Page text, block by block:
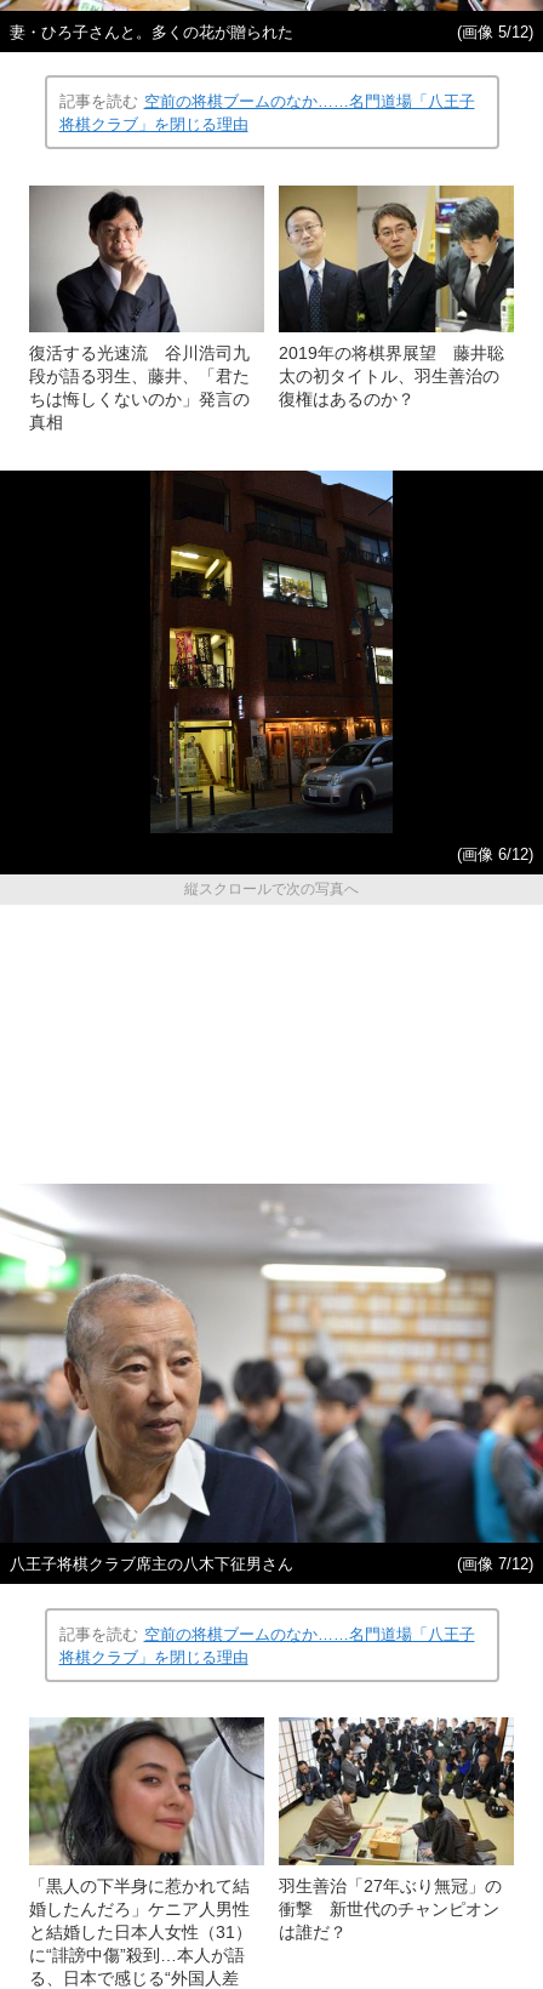
妻・ひろ子さんと。多くの花が贈られた (画像 5/12)
記事を読む 空前の将棋ブームのなか……名門道場「八王子
将棋クラブ」を閉じる理由
復活する光速流 谷川浩司九
段が語る羽生、藤井、「君た
ちは悔しくないのか」発言の
真相
2019年の将棋界展望 藤井聡
太の初タイトル、羽生善治の
復権はあるのか？
(画像 6/12)
縦スクロールで次の写真へ
八王子将棋クラブ席主の八木下征男さん (画像 7/12)
記事を読む 空前の将棋ブームのなか……名門道場「八王子
将棋クラブ」を閉じる理由
「黒人の下半身に惹かれて結
婚したんだろ」ケニア人男性
と結婚した日本人女性（31）
に“誹謗中傷”殺到…本人が語
る、日本で感じる“外国人差
羽生善治「27年ぶり無冠」の
衝撃 新世代のチャンピオン
は誰だ？